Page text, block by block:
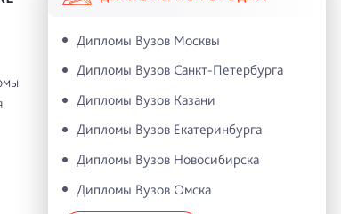
Дипломы Вузов Москвы
Дипломы Вузов Санкт-Петербурга
Дипломы Вузов Казани
Дипломы Вузов Екатеринбурга
Дипломы Вузов Новосибирска
Дипломы Вузов Омска